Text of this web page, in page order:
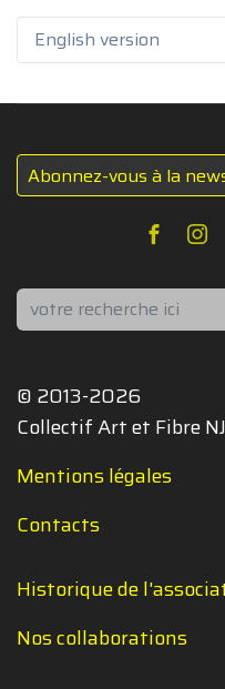
English version
Abonnez-vous à la
Rechercher
© 2013-2026
Collectif Art et Fibre
Mentions légales
Contacts
Historique de
Nos collaborations